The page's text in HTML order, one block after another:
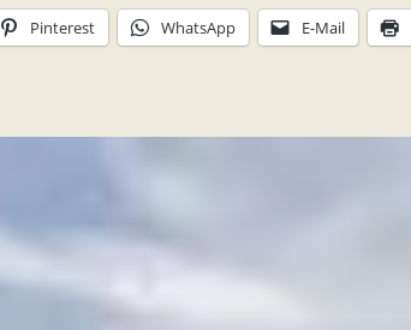
Pinterest WhatsApp E-Mail